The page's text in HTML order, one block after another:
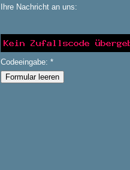
Ihre Nachricht an uns:
Codeeingabe: *